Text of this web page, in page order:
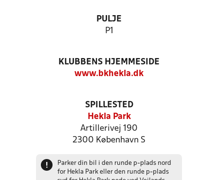
PULJE
P1
KLUBBENS HJEMMESIDE
www.bkhekla.dk
SPILLESTED
Hekla Park
Artillerivej 190
2300 København S
!
Parker din bil i den runde p-plads nord
for Hekla Park eller den runde p-plads